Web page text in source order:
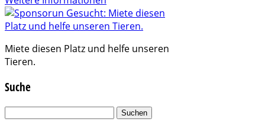
Miete diesen Platz und helfe unseren
Tieren.
Suche
Suchen